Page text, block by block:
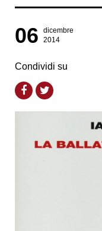
06
dicembre
2014
Condividi su